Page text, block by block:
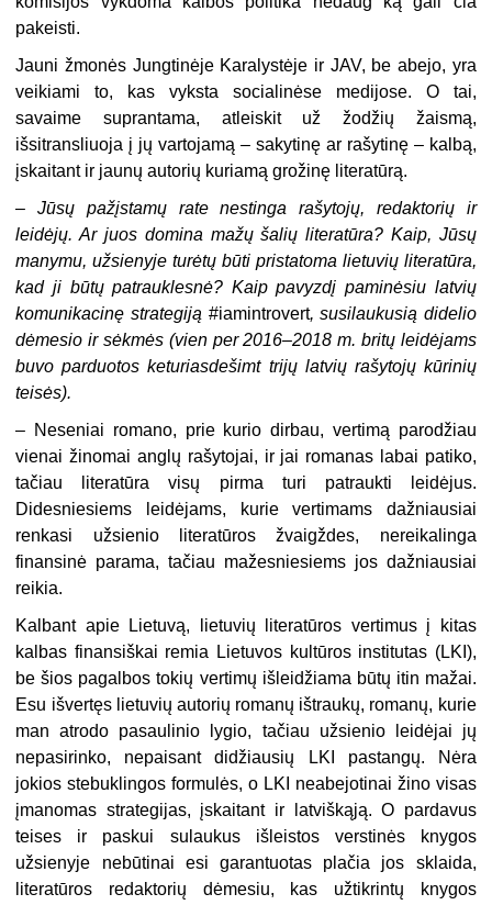
pakeisti.
Jauni žmonės Jungtinėje Karalystėje ir JAV, be abejo, yra
veikiami to, kas vyksta socialinėse medijose. O tai,
savaime suprantama, atleiskit už žodžių žaismą,
išsitransliuoja į jų vartojamą – sakytinę ar rašytinę – kalbą,
įskaitant ir jaunų autorių kuriamą grožinę literatūrą.
–Jūsų pažįstamų rate nestinga rašytojų, redaktorių ir
leidėjų. Ar juos domina mažų šalių literatūra? Kaip, Jūsų
manymu, užsienyje turėtų būti pristatoma lietuvių literatūra,
kad ji būtų patrauklesnė? Kaip pavyzdį paminėsiu latvių
komunikacinę strategiją #iamintrovert, susilaukusią didelio
dėmesio ir sėkmės (vien per 2016–2018 m. britų leidėjams
buvo parduotos keturiasdešimt trijų latvių rašytojų kūrinių
teisės).
– Neseniai romano, prie kurio dirbau, vertimą parodžiau
vienai žinomai anglų rašytojai, ir jai romanas labai patiko,
tačiau literatūra visų pirma turi patraukti leidėjus.
Didesniesiems leidėjams, kurie vertimams dažniausiai
renkasi užsienio literatūros žvaigždes, nereikalinga
finansinė parama, tačiau mažesniesiems jos dažniausiai
reikia.
Kalbant apie Lietuvą, lietuvių literatūros vertimus į kitas
kalbas finansiškai remia Lietuvos kultūros institutas (LKI),
be šios pagalbos tokių vertimų išleidžiama būtų itin mažai.
Esu išvertęs lietuvių autorių romanų ištraukų, romanų, kurie
man atrodo pasaulinio lygio, tačiau užsienio leidėjai jų
nepasirinko, nepaisant didžiausių LKI pastangų. Nėra
jokios stebuklingos formulės, o LKI neabejotinai žino visas
įmanomas strategijas, įskaitant ir latviškąją. O pardavus
teises ir paskui sulaukus išleistos verstinės knygos
užsienyje nebūtinai esi garantuotas plačia jos sklaida,
literatūros redaktorių dėmesiu, kas užtikrintų knygos